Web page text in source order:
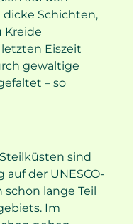
Schichten,
Kreide
Eiszeit
gewaltige
– so
sind
der UNESCO-
lange Teil
Im